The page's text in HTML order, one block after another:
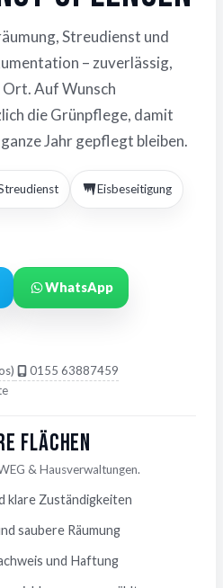
Streudienst und
– zuverlässig,
Ort. Auf Wunsch
die Grünpflege, damit
Jahr gepflegt bleiben.
Eisbeseitigung
WhatsApp
0155 63887459
Flächen
& Hausverwaltungen.
klare Zuständigkeiten
saubere Räumung
und Haftung